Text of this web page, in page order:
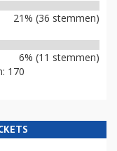
21% (36 stemmen)
6% (11 stemmen)
170